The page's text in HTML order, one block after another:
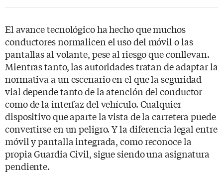
El avance tecnológico ha hecho que muchos
conductores normalicen el uso del móvil o las
pantallas al volante, pese al riesgo que conllevan.
Mientras tanto, las autoridades tratan de adaptar la
normativa a un escenario en el que la seguridad
vial depende tanto de la atención del conductor
como de la interfaz del vehículo. Cualquier
dispositivo que aparte la vista de la carretera puede
convertirse en un peligro. Y la diferencia legal entre
móvil y pantalla integrada, como reconoce la
propia Guardia Civil, sigue siendo una asignatura
pendiente.